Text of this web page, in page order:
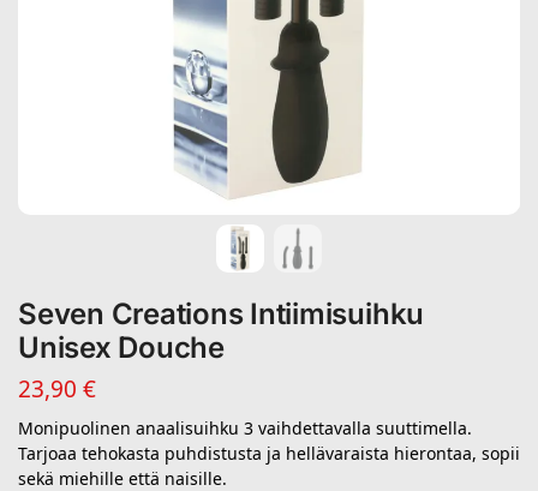
Seven Creations Intiimisuihku
Unisex Douche
23,90 €
Monipuolinen anaalisuihku 3 vaihdettavalla suuttimella.
Tarjoaa tehokasta puhdistusta ja hellävaraista hierontaa, sopii
sekä miehille että naisille.